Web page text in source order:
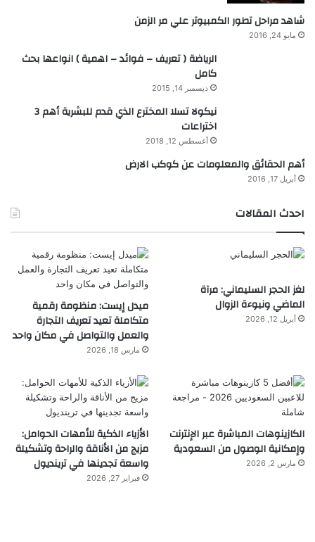
شاهد مراحل تطور الكمبيوتر علي مر الزمن
مايو 24, 2016
الرياضة ( تعريف – فوائد – اهمية ) انواعها بحث
كامل
ديسمبر 14, 2015
نيكولا تسلا المخترع الذي قدم للبشرية أهم 3
اختراعات
أغسطس 12, 2018
أهم الحقائق والمعلومات عن كوكب الارض
أبريل 17, 2016
احدث المقالات
لغز الحجر السليماني: مرآة
الماضي ونبوءة الزوال
أبريل 12, 2026
ميدل إيست: منظومة رقمية
متكاملة تعيد تعريف التجارة
والعمل والتواصل في مكان واحد
مارس 18, 2026
الكازينوهات المباشرة عبر الإنترنت
وإمكانية الوصول من السعودية
مارس 2, 2026
الأزياء الذكية للأمهات الحوامل:
مزيج من الأناقة والراحة وتشكيلة
واسعة تجدينها في ترينديول
فبراير 27, 2026